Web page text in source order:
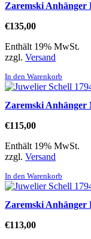
Zaremski Anhänger
€135,00
Enthält 19% MwSt.
zzgl. Versand
In den Warenkorb
Zaremski Anhänger
€115,00
Enthält 19% MwSt.
zzgl. Versand
In den Warenkorb
Zaremski Anhänger
€113,00